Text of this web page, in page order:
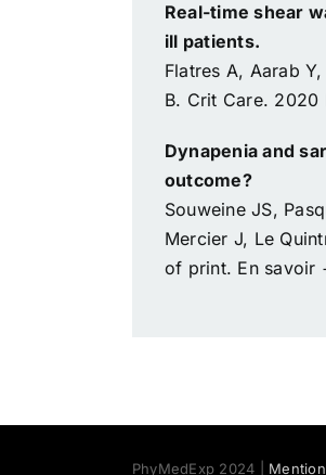
Real-time shear
ill patients.
Flatres A, Aarab
B. Crit Care. 2020
Dynapenia and
outcome?
Souweine JS,
Mercier J, Le
of print. En savoir
PhyMedExp 2024 |